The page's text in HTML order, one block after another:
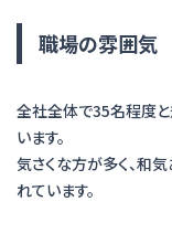
職場の雰囲気
全社全体で35名程度と
います。
気さくな方が多く、和
れています。